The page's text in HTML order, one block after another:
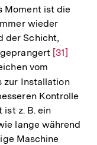
der
Fußnote
Moment ist die
wieder
der Schicht,
Zur
der
Fußnote
[31]
vom
zur Installation
Kontrolle
z. B. ein
lange während
Maschine